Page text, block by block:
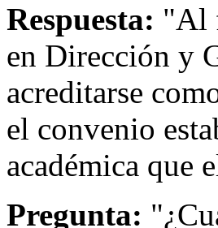
Respuesta: "Al
en Dirección y
acreditarse
el convenio
académica que
Pregunta: